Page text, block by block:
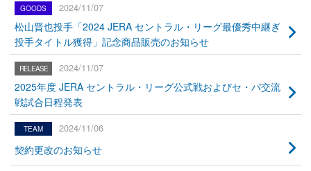
2024/11/07
松山晋也投手「2024 JERA セントラル・リーグ最優秀中継ぎ
投手タイトル獲得」記念商品販売のお知らせ
2024/11/07
2025年度 JERA セントラル・リーグ公式戦およびセ・パ交流
戦試合日程発表
2024/11/06
契約更改のお知らせ